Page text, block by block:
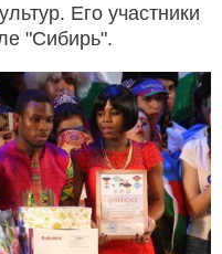
Его участники
"Сибирь".